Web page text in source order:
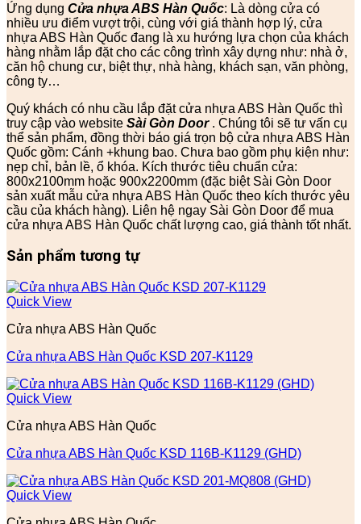
Ứng dụng Cửa nhựa ABS Hàn Quốc: Là dòng cửa có
nhiều ưu điểm vượt trội, cùng với giá thành hợp lý, cửa
nhựa ABS Hàn Quốc đang là xu hướng lựa chọn của khách
hàng nhằm lắp đặt cho các công trình xây dựng như: nhà ở,
căn hộ chung cư, biệt thự, nhà hàng, khách sạn, văn phòng,
công ty…
Quý khách có nhu cầu lắp đặt cửa nhựa ABS Hàn Quốc thì
truy cập vào website Sài Gòn Door. Chúng tôi sẽ tư vấn cụ
thể sản phẩm, đồng thời báo giá trọn bộ cửa nhựa ABS Hàn
Quốc gồm: Cánh +khung bao. Chưa bao gồm phụ kiện như:
nẹp chỉ, bản lề, ổ khóa. Kích thước tiêu chuẩn cửa:
800x2100mm hoặc 900x2200mm (đặc biệt Sài Gòn Door
sản xuất mẫu cửa nhựa ABS Hàn Quốc theo kích thước yêu
cầu của khách hàng). Liên hệ ngay Sài Gòn Door để mua
cửa nhựa ABS Hàn Quốc chất lượng cao, giá thành tốt nhất.
Sản phẩm tương tự
Quick View
Cửa nhựa ABS Hàn Quốc
Cửa nhựa ABS Hàn Quốc KSD 207-K1129
Quick View
Cửa nhựa ABS Hàn Quốc
Cửa nhựa ABS Hàn Quốc KSD 116B-K1129 (GHD)
Quick View